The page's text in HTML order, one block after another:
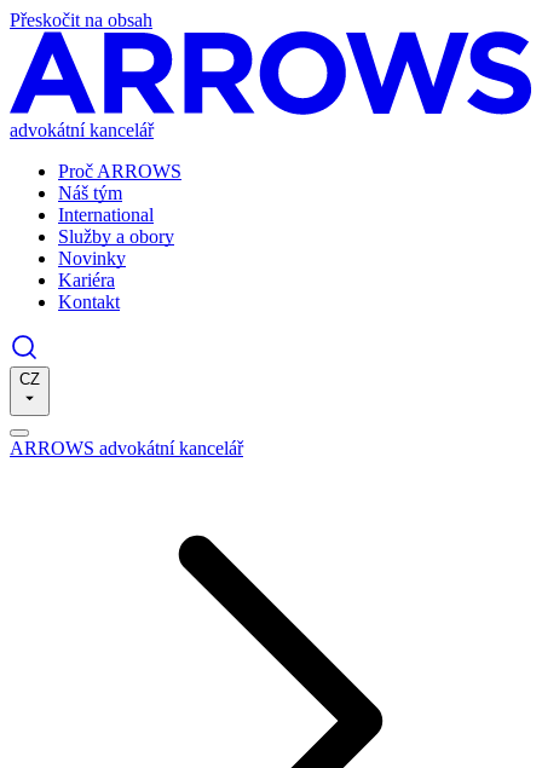
Přeskočit na obsah
advokátní kancelář
Proč ARROWS
Náš tým
International
Služby a obory
Novinky
Kariéra
Kontakt
CZ
ARROWS advokátní kancelář